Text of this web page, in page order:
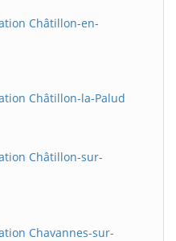
Châtillon-en-
Châtillon-la-Palud
Châtillon-sur-
Chavannes-sur-